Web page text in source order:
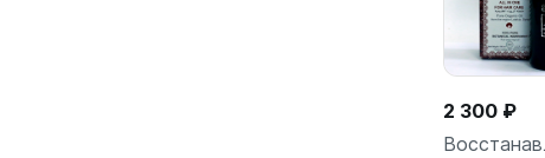
2 300 ₽